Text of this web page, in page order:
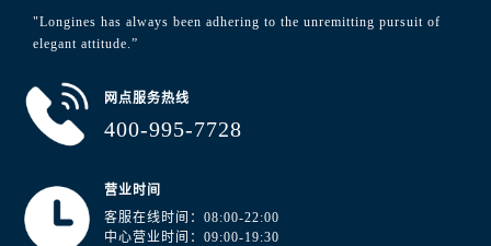
"Longines has always been adhering to the unremitting pursuit of
elegant attitude.”
网点服务热线
400-995-7728
营业时间
客服在线时间：08:00-22:00
中心营业时间：09:00-19:30